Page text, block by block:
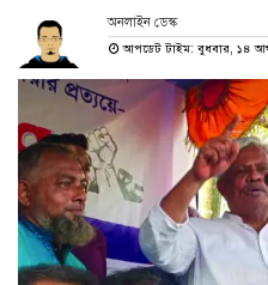
অনলাইন ডেস্ক
আপডেট টাইম: বুধবার, ১৪